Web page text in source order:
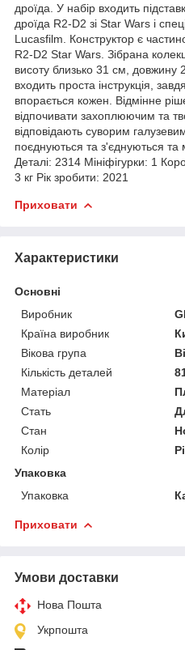
дроїда. У набір входить
дроїда R2-D2 зі Star Wars і
Lucasfilm.
Конструктор є
R2-D2 Star Wars. Зібрана
висоту близько 31 см,
входить проста інструкція,
впорається кожен. Відмінне
відпочивати захоплюючим та
відповідають суворим
поєднуються та з'єднуються та
Деталі: 2314 Мініфігурки: 1
3 кг Рік зробити: 2021
Приховати
Характеристики
Основні
Виробник
Країна виробник
Вікова група
Кількість деталей
Матеріал
Стать
Стан
Колір
Упаковка
Упаковка
Приховати
Умови доставки
Нова Пошта
Укрпошта